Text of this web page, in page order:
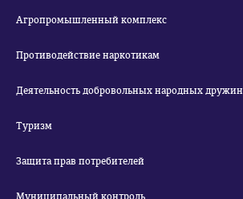
Агропромышленный комплекс
Противодействие наркотикам
Деятельность добровольных народных дружин
Туризм
Защита прав потребителей
Муниципальный контроль